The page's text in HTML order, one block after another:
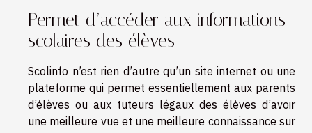
Permet d’accéder aux informations
scolaires des élèves
Scolinfo n’est rien d’autre qu’un site internet ou une
plateforme qui permet essentiellement aux parents
d’élèves ou aux tuteurs légaux des élèves d’avoir
une meilleure vue et une meilleure connaissance sur